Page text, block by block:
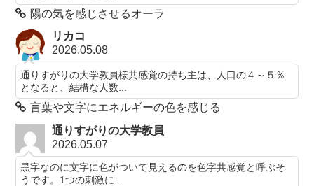
陽の気を感じさせるオーラ
リカコ
2026.05.08
通りすがりの大学教員様共感覚の持ち主は、人口の４～５％
となると、結構な人数...
言葉や文字にエネルギーの色を感じる
通りすがりの大学教員
2026.05.07
黒字なのに文字に色がついて見えるのを色字共感覚と呼ぶそ
うです。1つの刺激に...